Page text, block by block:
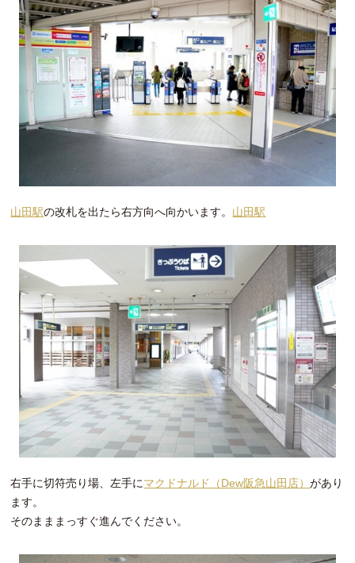
山田駅の改札を出たら右方向へ向かいます。 山田駅
右手に切符売り場、左手にマクドナルド（Dew阪急山田店）があり
ます。
そのまままっすぐ進んでください。